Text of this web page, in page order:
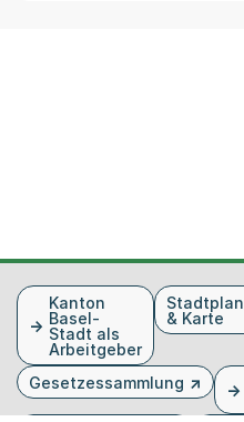
FusszeileKanton
Basel-
Stadt als
Arbeitgeber
Stadtplan
& Karte
Gesetzessammlung